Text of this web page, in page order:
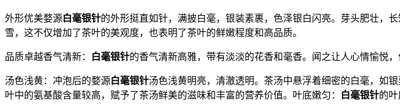
外形优美婺源白毫银针的外形挺直如针，满披白毫，银装素裹，色泽银白闪亮。芽头肥壮，
雪，这不仅增加了茶叶的美观度，也表明了茶叶的鲜嫩程度和高品质。
品质卓越香气清新： 白毫银针的香气清新高雅，带有淡淡的花香和毫香。闻之让人心情愉悦，
汤色浅黄：冲泡后的婺源白毫银针汤色浅黄明亮，清澈透明。茶汤中悬浮着细密的白毫，如
叶中的氨基酸含量较高，赋予了茶汤鲜美的滋味和丰富的营养价值。叶底嫩匀：
白毫银针的